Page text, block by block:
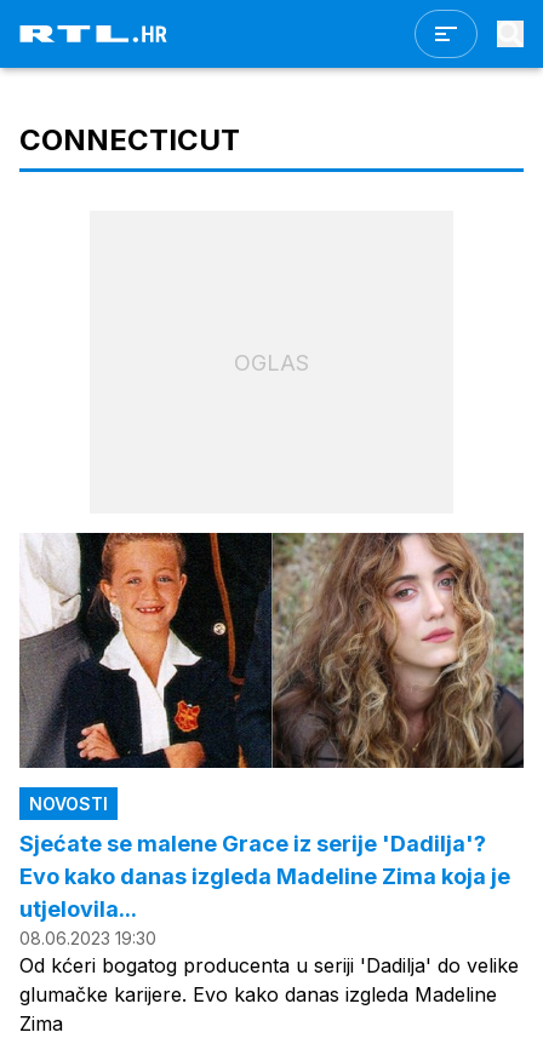
CONNECTICUT
OGLAS
NOVOSTI
Sjećate se malene Grace iz serije 'Dadilja'?
Evo kako danas izgleda Madeline Zima koja je
utjelovila...
08.06.2023 19:30
Od kćeri bogatog producenta u seriji 'Dadilja' do velike
glumačke karijere. Evo kako danas izgleda Madeline
Zima